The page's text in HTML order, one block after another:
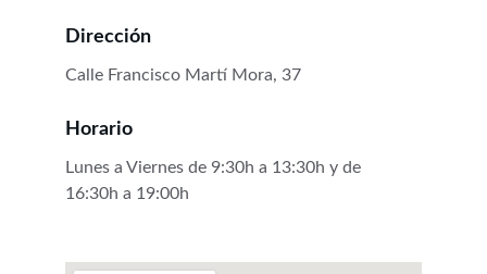
Dirección
Calle Francisco Martí Mora, 37
Horario
Lunes a Viernes de 9:30h a 13:30h y de
16:30h a 19:00h